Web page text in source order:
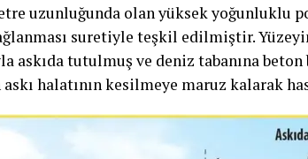
uzunluğunda olan yüksek
suretiyle teşkil edilmiştir.
askıda tutulmuş ve deniz tabanına
askı halatının kesilmeye maruz kalarak